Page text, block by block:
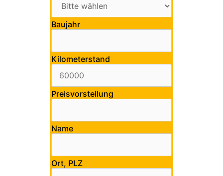
Baujahr
Kilometerstand
Preisvorstellung
Name
Ort, PLZ